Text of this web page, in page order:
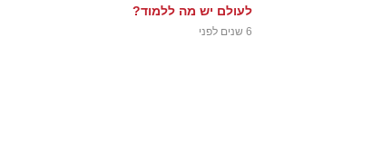
לעולם יש מה ללמוד?
6 שנים לפני